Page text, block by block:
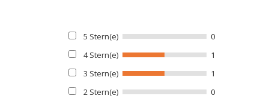
5 Stern(e)
0
4 Stern(e)
1
3 Stern(e)
1
2 Stern(e)
0